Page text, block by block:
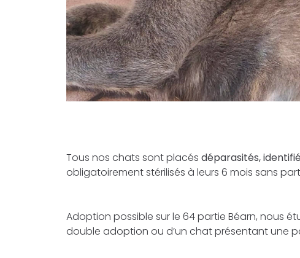
Tous nos chats sont placés déparasités,
obligatoirement stérilisés à leurs 6 mois sans
Adoption possible sur le 64 partie Béarn, nous
double adoption ou d’un chat présentant une